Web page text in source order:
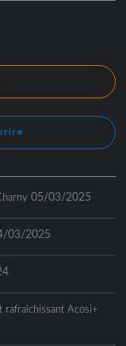
05/03/2025
03/2025
rafraîchissant Acosi+